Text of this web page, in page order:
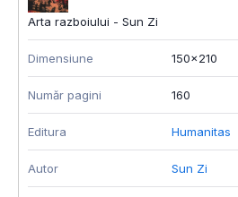
Arta razboiului - Sun Zi
Dimensiune 150x210
Număr pagini 160
Editura Humanitas
Autor Sun Zi